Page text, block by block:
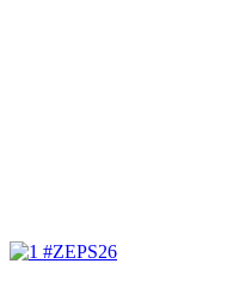
#ZEPS26